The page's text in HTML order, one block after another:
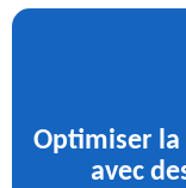
Optimiser la
avec